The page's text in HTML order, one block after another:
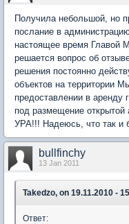
Получила небольшой, но
послание в
настоящее время Главой
решается вопрос об
решения постоянно
объектов на территории
предоставлении в аренду
под размещение открытой
УРА!!! Надеюсь, что так и
bullfinchy
13 Jan 2011
Takedzo, on 19.11.2010 -
Ответ: